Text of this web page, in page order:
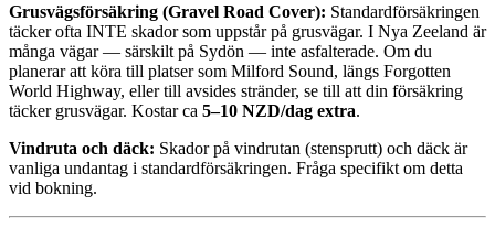
Grusvägsförsäkring (Gravel Road Cover): Standardförsäkringen
täcker ofta INTE skador som uppstår på grusvägar. I Nya Zeeland är
många vägar — särskilt på Sydön — inte asfalterade. Om du
planerar att köra till platser som Milford Sound, längs Forgotten
World Highway, eller till avsides stränder, se till att din försäkring
täcker grusvägar. Kostar ca 5–10 NZD/dag extra.
Vindruta och däck: Skador på vindrutan (stensprutt) och däck är
vanliga undantag i standardförsäkringen. Fråga specifikt om detta
vid bokning.